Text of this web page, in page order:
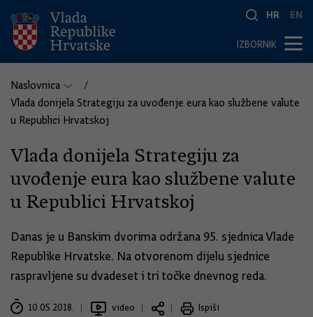
HR EN
IZBORNIK
Naslovnica
Vlada donijela Strategiju za uvođenje eura kao službene valute
u Republici Hrvatskoj
Vlada donijela Strategiju za
uvođenje eura kao službene valute
u Republici Hrvatskoj
Danas je u Banskim dvorima održana 95. sjednica Vlade
Republike Hrvatske. Na otvorenom dijelu sjednice
raspravljene su dvadeset i tri točke dnevnog reda.
10.05.2018. video
Ispiši